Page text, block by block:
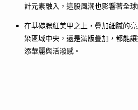
計元素融入，這股風潮也影響著全球
在基礎腮紅美甲之上，疊加細膩的
染區域中央，還是滿版疊加，都能
添華麗與活潑感。